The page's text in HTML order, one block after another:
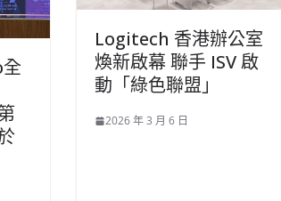
Logitech 香港辦公室
煥新啟幕 聯手 ISV 啟
動「綠色聯盟」
2026 年 3 月 6 日